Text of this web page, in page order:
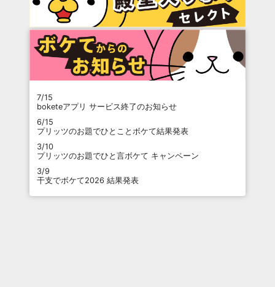
7/15
boketeアプリ サービス終了のお知らせ
6/15
プリッツのお題でひとことボケて結果発表
3/10
プリッツのお題でひと言ボケて キャンペーン
3/9
干支でボケて2026 結果発表